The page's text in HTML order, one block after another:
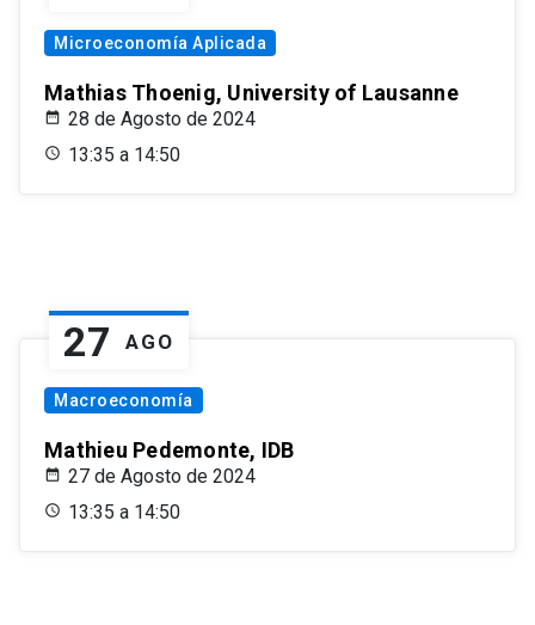
Microeconomía Aplicada
Mathias Thoenig, University of Lausanne
28 de Agosto de 2024
13:35 a 14:50
27 AGO
Macroeconomía
Mathieu Pedemonte, IDB
27 de Agosto de 2024
13:35 a 14:50